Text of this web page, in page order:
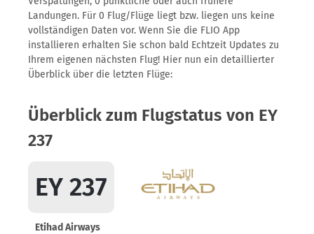
Landungen. Für 0 Flug/Flüge liegt bzw. liegen uns keine
vollständigen Daten vor. Wenn Sie die FLIO App
installieren erhalten Sie schon bald Echtzeit Updates zu
Ihrem eigenen nächsten Flug! Hier nun ein detaillierter
Überblick über die letzten Flüge:
Überblick zum Flugstatus von EY
237
EY 237
Etihad Airways